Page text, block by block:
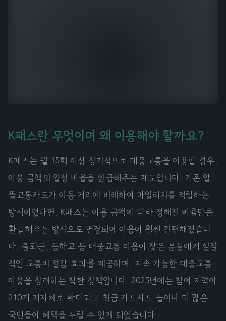
K패스란 무엇이며 왜 이용해야 할까요?
K패스는 월 15회 이상 정기적으로 대중교통을 이용할 경우,
이용 금액의 일정 비율을 환급해주는 제도입니다. 기존 알
뜰교통카드가 이동 거리에 비례하여 마일리지를 적립하는
방식이었다면, K패스는 이용 금액에 따라 정해진 비율만큼
환급해주는 방식으로 변경되어 이용이 훨씬 간편해졌습니
다. 출퇴근, 등하교 등 대중교통 이용이 잦은 분들에게 실질
적인 교통비 절감 효과를 제공하며, 지속 가능한 대중교통
이용을 장려하는 착한 정책입니다. 2025년에는 참여 지역이
210개 지자체로 확대되고 취급 카드사도 늘어나 더 많은
국민들이 혜택을 누릴 수 있게 되었습니다.